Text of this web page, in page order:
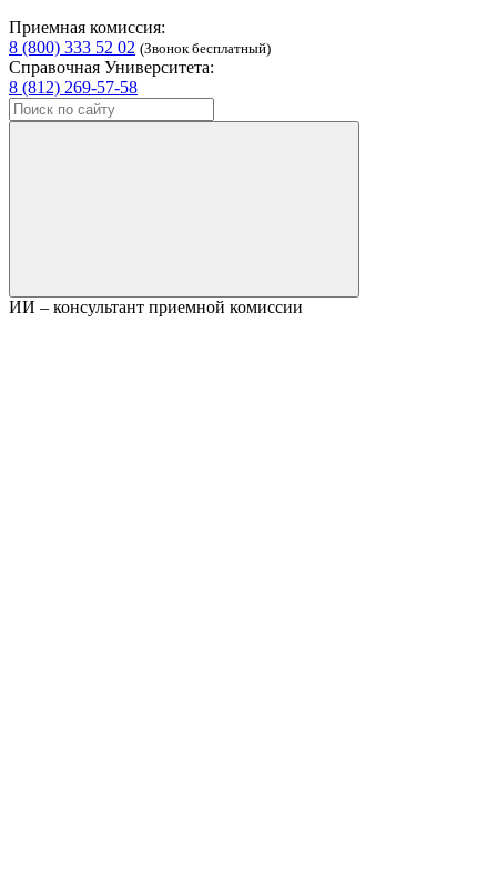
Приемная комиссия:
8 (800) 333 52 02 (Звонок бесплатный)
Справочная Университета:
8 (812) 269-57-58
ИИ – консультант приемной комиссии